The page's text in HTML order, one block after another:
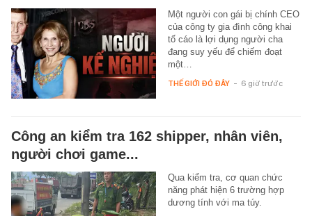
Một người con gái bị chính CEO
của công ty gia đình công khai
tố cáo là lợi dụng người cha
đang suy yếu để chiếm đoạt
một…
THẾ GIỚI ĐÓ ĐÂY - 6 giờ trước
Công an kiểm tra 162 shipper, nhân viên,
người chơi game...
Qua kiểm tra, cơ quan chức
năng phát hiện 6 trường hợp
dương tính với ma túy.